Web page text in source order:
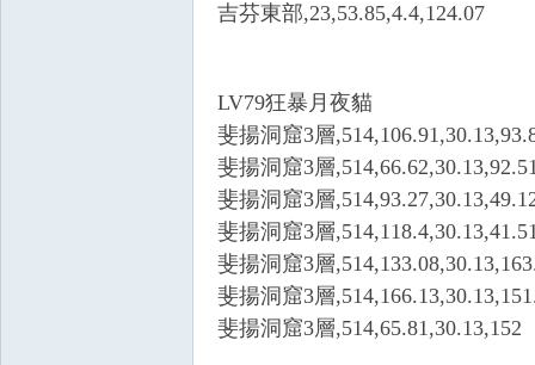
吉芬東部,23,53.85,4.4,124.07
LV79狂暴月夜貓
斐揚洞窟3層
斐揚洞窟3層
斐揚洞窟3層
斐揚洞窟3層
斐揚洞窟3層
斐揚洞窟3層
斐揚洞窟3層,514,65.81,30.13,152